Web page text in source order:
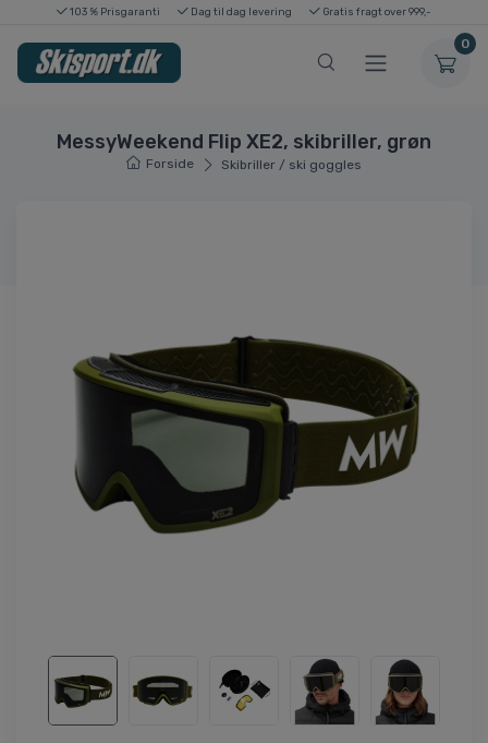
103 % Prisgaranti Dag til dag levering Gratis fragt over 999,-
0
MessyWeekend Flip XE2, skibriller, grøn
Forside Skibriller / ski goggles